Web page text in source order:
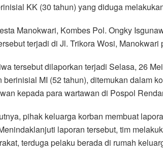
KK (30 tahun) yang diduga
Manokwari, Kombes Pol. Ongky
terjadi di Jl. Trikora Wosi, Manokwari
tersebut dilaporkan terjadi Selasa, 26
berinisial MI (52 tahun), ditemukan dalam
kepada para wartawan di Pospol
pihak keluarga korban membuat
laporan tersebut, tim
terduga pelaku berada di rumah